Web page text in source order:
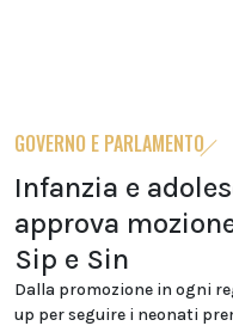
GOVERNO E PARLAMENTO
Infanzia e
approva
Sip e Sin
Dalla promozione in ogni
up per seguire i neonati